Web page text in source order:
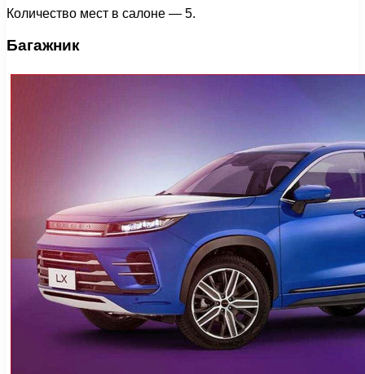
Количество мест в салоне — 5.
Багажник